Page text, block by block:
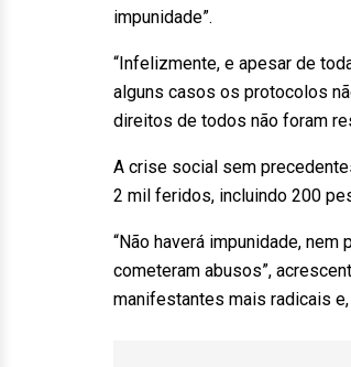
impunidade”.
“Infelizmente, e apesar de
alguns casos os protocolos
direitos de todos não foram
A crise social sem
2 mil feridos, incluindo 200
“Não haverá impunidade,
cometeram abusos”,
manifestantes mais radicais